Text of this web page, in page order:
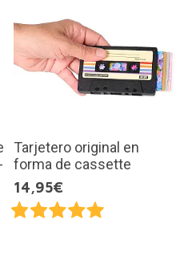
Tarjetero original en
forma de cassette
14,95€